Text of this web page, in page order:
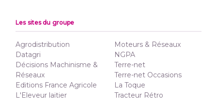
Les sites du groupe
Agrodistribution
Datagri
Décisions Machinisme &
Réseaux
Editions France Agricole
L'Eleveur laitier
Moteurs & Réseaux
NGPA
Terre-net
Terre-net Occasions
La Toque
Tracteur Rétro